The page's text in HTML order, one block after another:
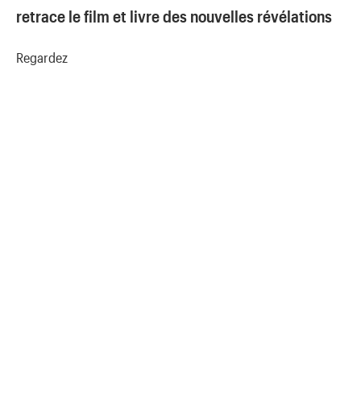
retrace le film et livre des nouvelles révélations
Regardez